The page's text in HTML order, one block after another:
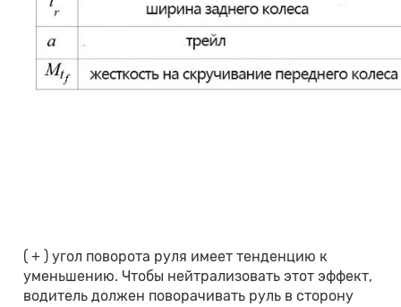
( + ) угол поворота руля имеет тенденцию к
уменьшению. Чтобы нейтрализовать этот эффект,
водитель должен поворачивать руль в сторону